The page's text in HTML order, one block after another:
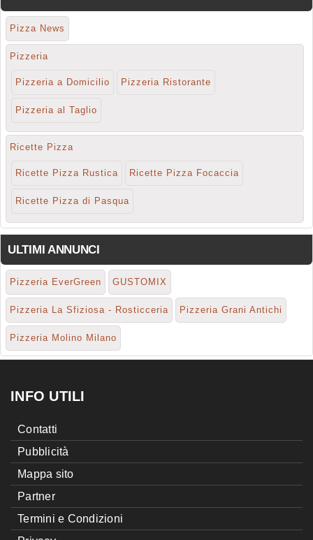
Pizza News
Pizzeria
Pizzeria a Domicilio Pizzeria Ristorante
Pizzeria al Taglio
Ricette Pizza
Ricette Pizza Rustica Ricette Pizza Focaccia
Ricette Pizza di Pasqua
ULTIMI ANNUNCI
Pizzeria EverGreen GUSTOMIX
Pizzeria La Sfiziosa - Rosticceria Pizzeria Grani Antichi
Pizzeria Molino Milano
INFO UTILI
Contatti
Pubblicità
Mappa sito
Partner
Termini e Condizioni